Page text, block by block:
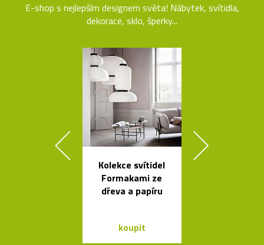
E-shop s nejlepším designem světa! Nábytek, svítidla,
dekorace, sklo, šperky...
Kolekce svítidel
Formakami ze
dřeva a papíru
koupit